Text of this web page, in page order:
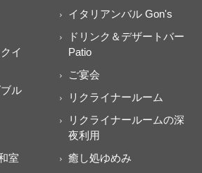
イ
ル
室
イタリアンバル Gon's
ドリンク＆デザートバー
Patio
ご宴会
リクライナールーム
リクライナールームの深
夜利用
癒し処ゆめみ